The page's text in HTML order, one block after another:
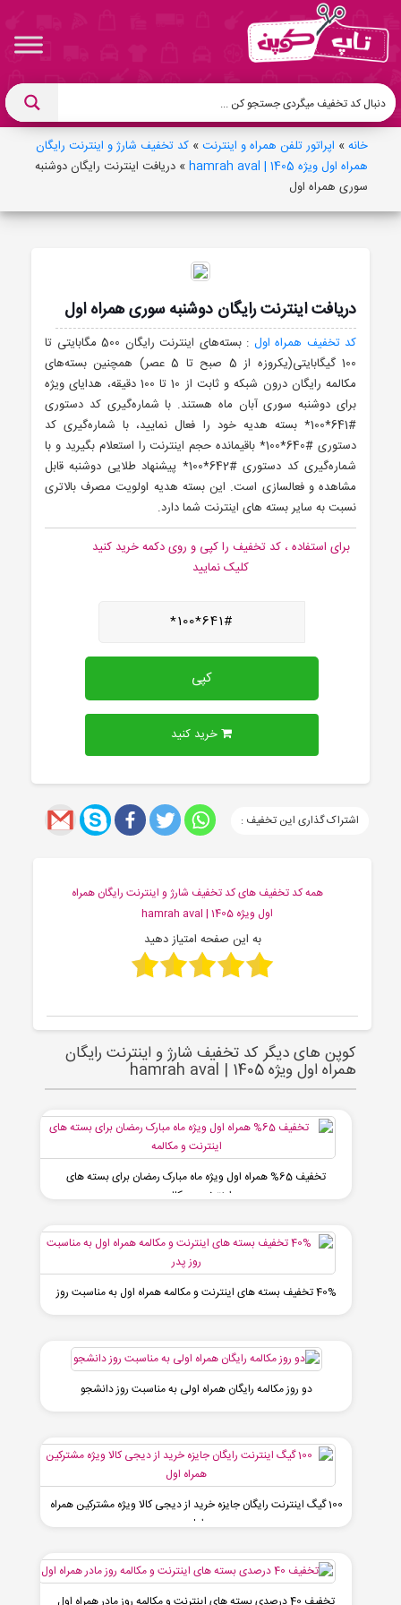
خانه» اپراتور تلفن همراه و اینترنت» کد تخفیف شارژ و اینترنت رایگان
همراه اول ویژه 1405 | hamrah aval
» دریافت اینترنت رایگان دوشنبه
سوری همراه اول
دریافت اینترنت رایگان دوشنبه سوری همراه اول
کد تخفیف همراه اول
: بسته‌های اینترنت رایگان 500 مگابایتی تا
100 گیگابایتی(یکروزه از 5 صبح تا 5 عصر) همچنین بسته‌های
مکالمه رایگان درون شبکه و ثابت از 10 تا 100 دقیقه، هدایای ویژه
برای دوشنبه سوری آبان ماه هستند. با شماره‌گیری کد دستوری
#641*100* بسته هدیه خود را فعال نمایید، با شماره‌گیری کد
دستوری #640*100* باقیمانده حجم اینترنت را استعلام بگیرید و با
شماره‌گیری کد دستوری #642*100* پیشنهاد طلایی دوشنبه قابل
مشاهده و فعالسازی است. این بسته هدیه اولویت مصرف بالاتری
نسبت به سایر بسته های اینترنت شما دارد.
برای استفاده ، کد تخفیف را کپی و روی دکمه خرید کنید
کلیک نمایید
641#*100*
کپی
خرید کنید
اشتراک گذاری این تخفیف :
همه کد تخفیف های کد تخفیف شارژ و اینترنت رایگان همراه
اول ویژه 1405 | hamrah aval
به این صفحه امتیاز دهید
کوپن های دیگر کد تخفیف شارژ و اینترنت رایگان
همراه اول ویژه 1405 | hamrah aval
تخفیف 65% همراه اول ویژه ماه مبارک رمضان برای بسته های
اینترنت و مکالمه
40% تخفیف بسته های اینترنت و مکالمه همراه اول به مناسبت روز
پدر
دو روز مکالمه رایگان همراه اولی به مناسبت روز دانشجو
100 گیگ اینترنت رایگان جایزه خرید از دیجی کالا ویژه مشترکین همراه
اول